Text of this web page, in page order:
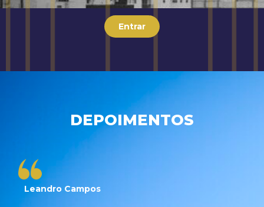
Entrar
DEPOIMENTOS
Leandro Campos